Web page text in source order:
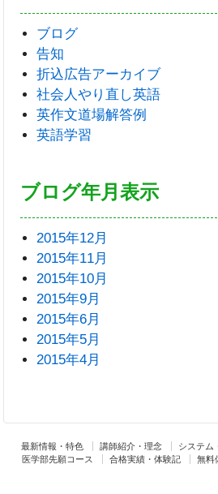
ブログ
告知
折込広告アーカイブ
社会人やり直し英語
英作文道場解答例
英語学習
ブログ年月表示
2015年12月
2015年11月
2015年10月
2015年9月
2015年6月
2015年5月
2015年4月
最新情報・特色 講師紹介・理念 システム
医学部先願コース
合格実績・体験記 無料